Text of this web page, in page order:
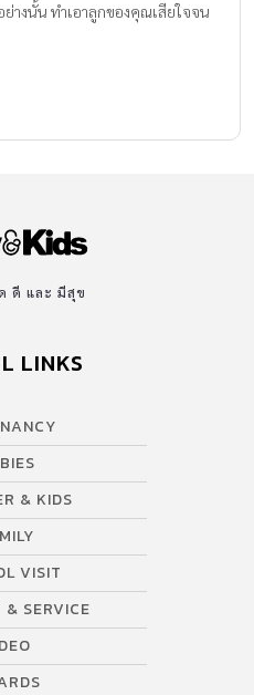
างนั้น ทำเอาลูกของคุณเสียใจจน
ดี และ มีสุข
LINKS
& KIDS
VISIT
& SERVICE